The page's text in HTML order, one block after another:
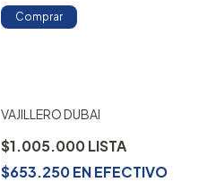
Comprar
VAJILLERO DUBAI
$1.005.000
$653.250ENEFECTIVO